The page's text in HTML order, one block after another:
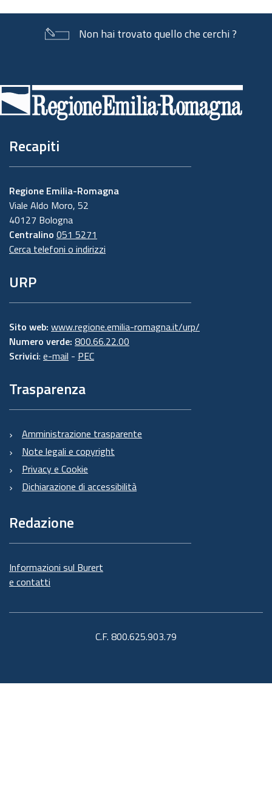
Non hai trovato quello che cerchi ?
di
pagina
Recapiti
Regione Emilia-Romagna
Viale Aldo Moro, 52
40127 Bologna
Centralino 051 5271
Cerca telefoni o indirizzi
URP
Sito web: www.regione.emilia-romagna.it/urp/
Numero verde: 800.66.22.00
Scrivici: e-mail - PEC
Trasparenza
Amministrazione trasparente
Note legali e copyright
Privacy e Cookie
Dichiarazione di accessibilità
Redazione
Informazioni sul Burert
e contatti
C.F. 800.625.903.79